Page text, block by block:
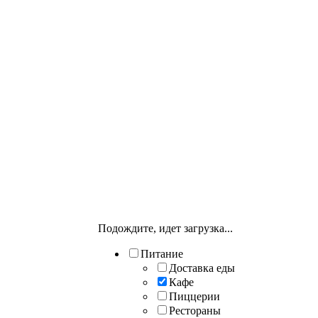
Подождите, идет загрузка...
Питание
Доставка еды
Кафе
Пиццерии
Рестораны